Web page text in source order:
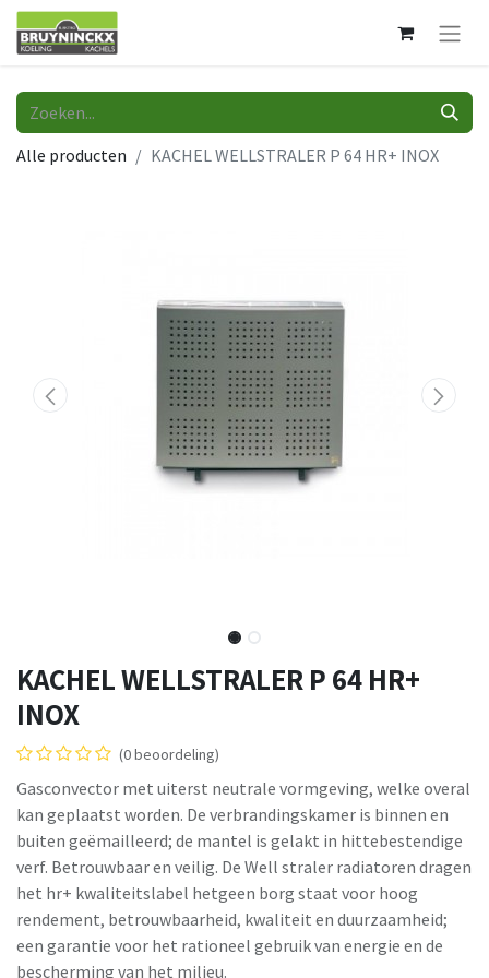
Alle producten KACHEL WELLSTRALER P 64 HR+ INOX
KACHEL WELLSTRALER P 64 HR+
INOX
(0 beoordeling)
Gasconvector met uiterst neutrale vormgeving, welke overal
kan geplaatst worden. De verbrandingskamer is binnen en
buiten geëmailleerd; de mantel is gelakt in hittebestendige
verf. Betrouwbaar en veilig. De Well straler radiatoren dragen
het hr+ kwaliteitslabel hetgeen borg staat voor hoog
rendement, betrouwbaarheid, kwaliteit en duurzaamheid;
een garantie voor het rationeel gebruik van energie en de
bescherming van het milieu.